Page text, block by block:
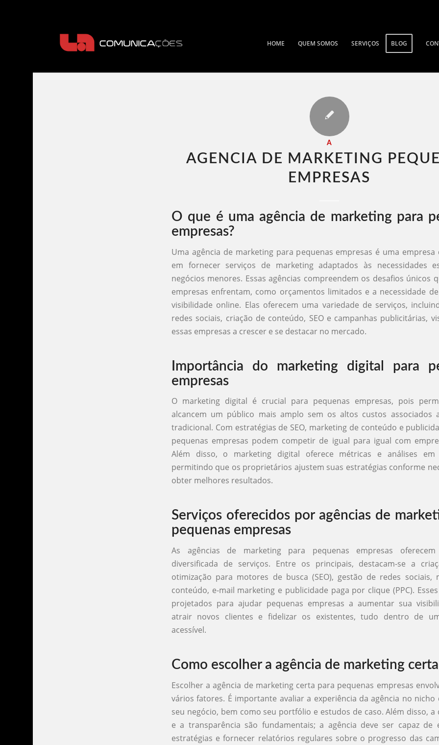
HOME QUEM SOMOS SERVIÇOS BLOG
A
AGENCIA DE MARKETING
EMPRESAS​
O que é uma agência de marketing para
empresas?
Uma agência de marketing para pequenas empresas é uma empresa
em fornecer serviços de marketing adaptados às necessidades
negócios menores. Essas agências compreendem os desafios únicos
empresas enfrentam, como orçamentos limitados e a necessidade
visibilidade online. Elas oferecem uma variedade de serviços,
redes sociais, criação de conteúdo, SEO e campanhas publicitárias,
essas empresas a crescer e se destacar no mercado.
Importância do marketing digital para
empresas
O marketing digital é crucial para pequenas empresas, pois
alcancem um público mais amplo sem os altos custos associados
tradicional. Com estratégias de SEO, marketing de conteúdo e
pequenas empresas podem competir de igual para igual com
Além disso, o marketing digital oferece métricas e análises em
permitindo que os proprietários ajustem suas estratégias conforme
obter melhores resultados.
Serviços oferecidos por agências de
pequenas empresas
As agências de marketing para pequenas empresas
diversificada de serviços. Entre os principais, destacam-se a
otimização para motores de busca (SEO), gestão de redes sociais,
conteúdo, e-mail marketing e publicidade paga por clique (PPC).
projetados para ajudar pequenas empresas a aumentar sua
atrair novos clientes e fidelizar os existentes, tudo dentro de
acessível.
Como escolher a agência de marketing certa
Escolher a agência de marketing certa para pequenas empresas
vários fatores. É importante avaliar a experiência da agência no nicho
seu negócio, bem como seu portfólio e estudos de caso. Além disso, a
e a transparência são fundamentais; a agência deve ser capaz de
estratégias e fornecer relatórios regulares sobre o progresso das